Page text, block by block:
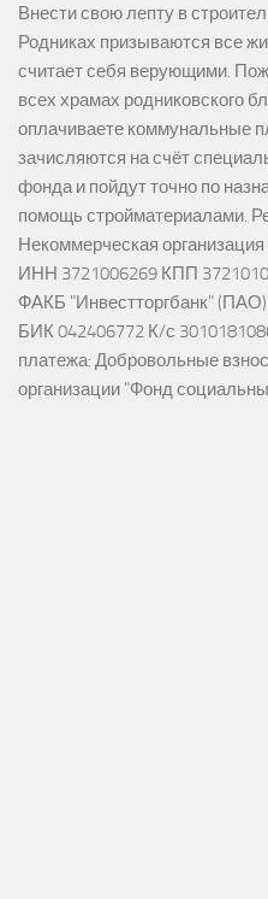
Внести свою лепту в
Родниках призываются все
считает себя верующими.
всех храмах родниковского
оплачиваете коммунальные
зачисляются на счёт
фонда и пойдут точно по
помощь стройматериалами.
Некоммерческая
ИНН 3721006269 КПП
ФАКБ "Инвестторгбанк" (ПАО)
БИК 042406772 К/с
платежа: Добровольные
организации "Фонд